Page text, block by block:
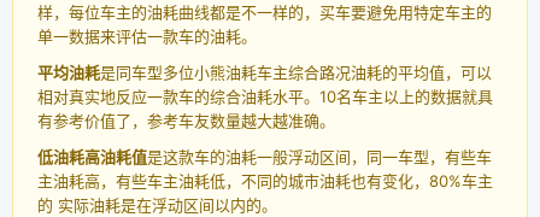
样，每位车主的油耗曲线都是不一样的，买车要避免用特定车主的
单一数据来评估一款车的油耗。
平均油耗是同车型多位小熊油耗车主综合路况油耗的平均值，可以
相对真实地反应一款车的综合油耗水平。10名车主以上的数据就具
有参考价值了，参考车友数量越大越准确。
低油耗高油耗值是这款车的油耗一般浮动区间，同一车型，有些车
主油耗高，有些车主油耗低，不同的城市油耗也有变化，80%车主
的 实际油耗是在浮动区间以内的。